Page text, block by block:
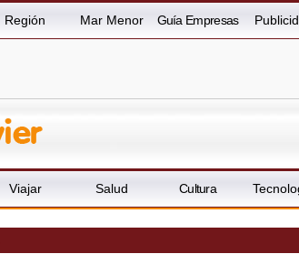
Región Mar Menor Guía Empresas
Viajar Salud Cultura